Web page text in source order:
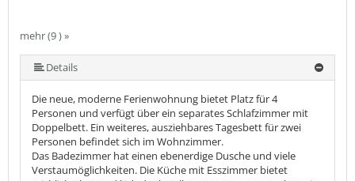
mehr (9 ) »
mehr (9 ) »
mehr (9 ) »
mehr (9 ) »
mehr (9 ) »
mehr (9 ) »
Details
Die neue, moderne Ferienwohnung bietet Platz für 4
Personen und verfügt über ein separates Schlafzimmer mit
Doppelbett. Ein weiteres, ausziehbares Tagesbett für zwei
Personen befindet sich im Wohnzimmer.
Das Badezimmer hat einen ebenerdige Dusche und viele
Verstaumöglichkeiten. Die Küche mit Esszimmer bietet